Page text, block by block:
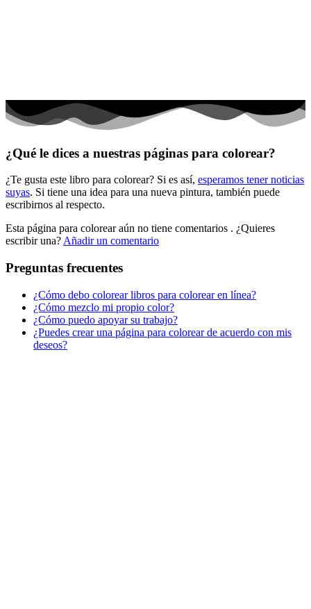
Transporte
Libros para colorear para niños
Nezaradené
Sin categorizar
¿Qué le dices a nuestras páginas para colorear?
¿Te gusta este libro para colorear? Si es así, esperamos tener noticias
suyas. Si tiene una idea para una nueva pintura, también puede
escribirnos al respecto.
Esta página para colorear aún no tiene comentarios . ¿Quieres
escribir una? Añadir un comentario
Preguntas frecuentes
¿Cómo debo colorear libros para colorear en línea?
¿Cómo mezclo mi propio color?
¿Cómo puedo apoyar su trabajo?
¿Puedes crear una página para colorear de acuerdo con mis
deseos?